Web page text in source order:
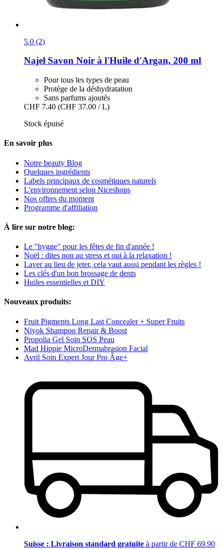
5.0 (2)
Najel Savon Noir à l'Huile d'Argan, 200 ml
Pour tous les types de peau
Protège de la déshydratation
Sans parfums ajoutés
CHF 7.40 (CHF 37.00 / L)
Stock épuisé
En savoir plus
Notre beauty Blog
Quelques ingrédients
Labels principaux de cosmétiques naturels
L'environnement selon Niceshops
Nos offres du moment
Programme d'affiliation
À lire sur notre blog:
Le "hygge" pour les fêtes de fin d'année !
Noël : dites non au stress et oui à la relaxation !
Laver au lieu de jeter, cela vaut aussi pendant les règles !
Les clés d'un bon brossage de dents
Huiles essentielles et DIY
Nouveaux produits:
Fruit Pigments Long Last Concealer + Super Fruits
Niyok Shampoo Repair & Boost
Propolia Gel Soin SOS Peau
Mad Hippie MicroDermabrasion Facial
Avril Soin Expert Jour Pro Âge+
Suisse : Livraison standard gratuite à partir de CHF 69.90